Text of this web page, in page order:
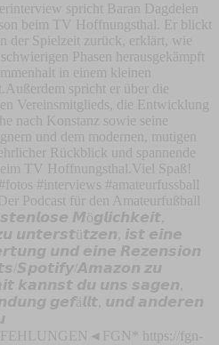
spricht Baran Dagdelen
beim TV Hoffnungsthal. Er blickt
der Spielzeit zurück, erklärt, wie
Phasen herausgekämpft
in einem kleinen
spricht er über die
Vereinsmitglieds, die Entwicklung
nach Konstanz sowie seine
und dem modernen, mutigen
Rückblick und spannende
TV Hoffnungsthal.Viel Spaß!
#interviews #amateurfussball
Podcast für den Amateurfußball
𝙈ö𝙜𝙡𝙞𝙘𝙝𝙠𝙚𝙞𝙩,
𝙞𝙨𝙩 𝙚𝙞𝙣𝙚
𝙪𝙣𝙙 𝙚𝙞𝙣𝙚 𝙍𝙚𝙯𝙚𝙣𝙨𝙞𝙤𝙣
𝙎𝙥𝙤𝙩𝙞𝙛𝙮/𝘼𝙢𝙖𝙯𝙤𝙣 𝙯𝙪
𝙠𝙖𝙣𝙣𝙨𝙩 𝙙𝙪 𝙪𝙣𝙨 𝙨𝙖𝙜𝙚𝙣,
𝙜𝙚𝙛ä𝙡𝙡𝙩, 𝙪𝙣𝙙 𝙖𝙣𝙙𝙚𝙧𝙚𝙣
https://fgn-